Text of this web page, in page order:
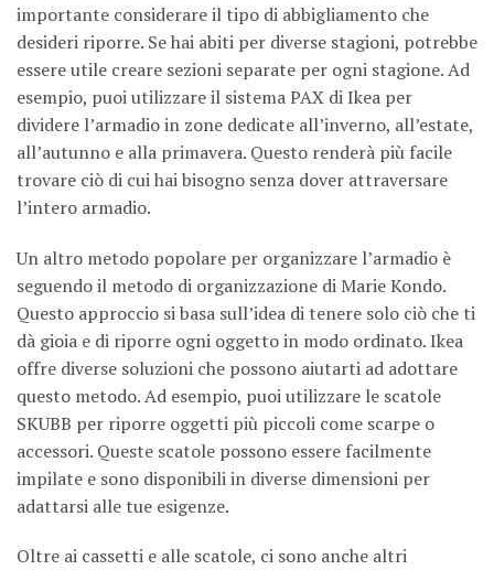
importante considerare il tipo di abbigliamento che
desideri riporre. Se hai abiti per diverse stagioni, potrebbe
essere utile creare sezioni separate per ogni stagione. Ad
esempio, puoi utilizzare il sistema PAX di Ikea per
dividere l’armadio in zone dedicate all’inverno, all’estate,
all’autunno e alla primavera. Questo renderà più facile
trovare ciò di cui hai bisogno senza dover attraversare
l’intero armadio.
Un altro metodo popolare per organizzare l’armadio è
seguendo il metodo di organizzazione di Marie Kondo.
Questo approccio si basa sull’idea di tenere solo ciò che ti
dà gioia e di riporre ogni oggetto in modo ordinato. Ikea
offre diverse soluzioni che possono aiutarti ad adottare
questo metodo. Ad esempio, puoi utilizzare le scatole
SKUBB per riporre oggetti più piccoli come scarpe o
accessori. Queste scatole possono essere facilmente
impilate e sono disponibili in diverse dimensioni per
adattarsi alle tue esigenze.
Oltre ai cassetti e alle scatole, ci sono anche altri